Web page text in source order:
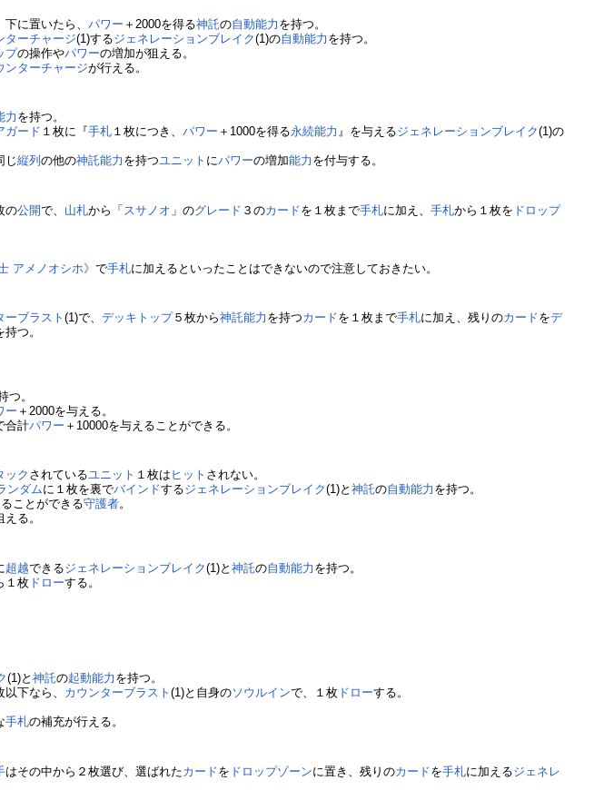
下に置いたら、パワー ＋2000を得る神託の自動能力 を持つ。
ターチャージ(1)するジェネレーションブレイク(1)の自動能力 を持つ。
プの操作やパワーの増加が狙える。
ンターチャージが行える。
力 を持つ。
ガード １枚に『手札 １枚につき、パワー ＋1000を得る永続能力 』を与えるジェネレーションブレイク(1)の
じ縦列の他の神託能力 を持つユニット にパワーの増加能力 を付与する。
の公開で、 山札から「 スサノオ 」のグレード ３のカードを１枚まで手札に加え、手札から１枚を ドロップ
アメノオシホ》で手札に加えるといったことはできないので注意しておきたい。
ーブラスト(1)で、デッキトップ５枚から神託能力 を持つカードを１枚まで手札に加え、残りのカードをデ
持つ。
つ。
ー ＋2000を与える。
合計パワー ＋10000を与えることができる。
ック されているユニット １枚は ヒット されない。
ンダムに１枚を裏でバインドするジェネレーションブレイク(1)と神託の自動能力 を持つ。
ことができる守護者。
る。
超越できるジェネレーションブレイク(1)と神託の自動能力 を持つ。
１枚 ドローする。
(1)と神託の起動能力 を持つ。
以下なら、 カウンターブラスト(1)と自身のソウルインで、１枚 ドローする。
手札の補充が行える。
はその中から２枚選び、選ばれたカードを ドロップゾーンに置き、残りのカードを手札に加えるジェネレ